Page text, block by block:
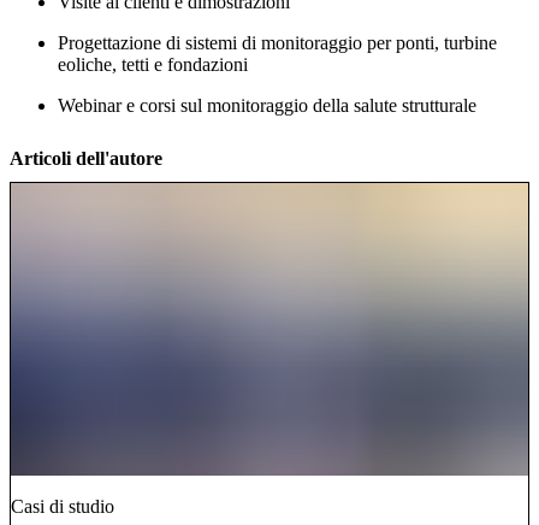
Progettazione di sistemi di monitoraggio per ponti, turbine
eoliche, tetti e fondazioni
Webinar e corsi sul monitoraggio della salute strutturale
Articoli dell'autore
Casi di studio